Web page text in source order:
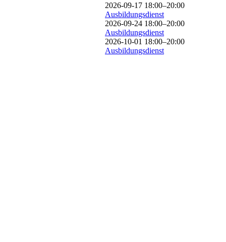
2026-09-17 18:00–20:00
Ausbildungsdienst
2026-09-24 18:00–20:00
Ausbildungsdienst
2026-10-01 18:00–20:00
Ausbildungsdienst